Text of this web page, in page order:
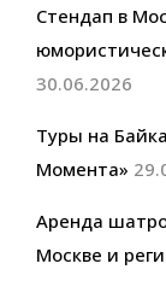
Стендап в
30.06.2026
Туры на
Момента»
Аренда
Москве и